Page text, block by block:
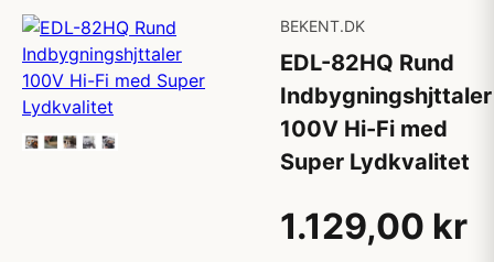
BEKENT.DK
EDL-82HQ Rund
Indbygningshjttaler
100V Hi-Fi med
Super Lydkvalitet
1.129,00 kr